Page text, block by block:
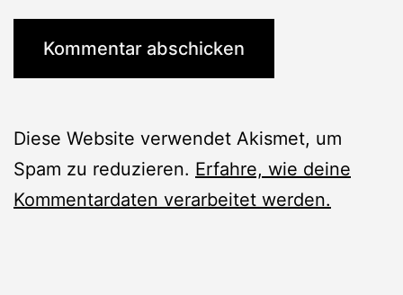
Diese Website verwendet Akismet, um
Spam zu reduzieren. Erfahre, wie deine
Kommentardaten verarbeitet werden.